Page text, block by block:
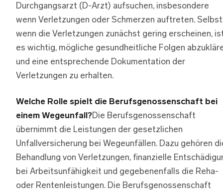
Durchgangsarzt (D-Arzt) aufsuchen, insbesondere
wenn Verletzungen oder Schmerzen auftreten. Selbst
wenn die Verletzungen zunächst gering erscheinen,
es wichtig, mögliche gesundheitliche Folgen
und eine entsprechende Dokumentation der
Verletzungen zu erhalten.
Welche Rolle spielt die Berufsgenossenschaft bei
einem Wegeunfall?Die Berufsgenossenschaft
übernimmt die Leistungen der gesetzlichen
Unfallversicherung bei Wegeunfällen. Dazu gehören
Behandlung von Verletzungen, finanzielle
bei Arbeitsunfähigkeit und gegebenenfalls die Reha-
oder Rentenleistungen. Die Berufsgenossenschaft